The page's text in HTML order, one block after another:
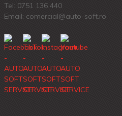
Tel: 0751 136 440
Email: comercial@auto-soft.ro